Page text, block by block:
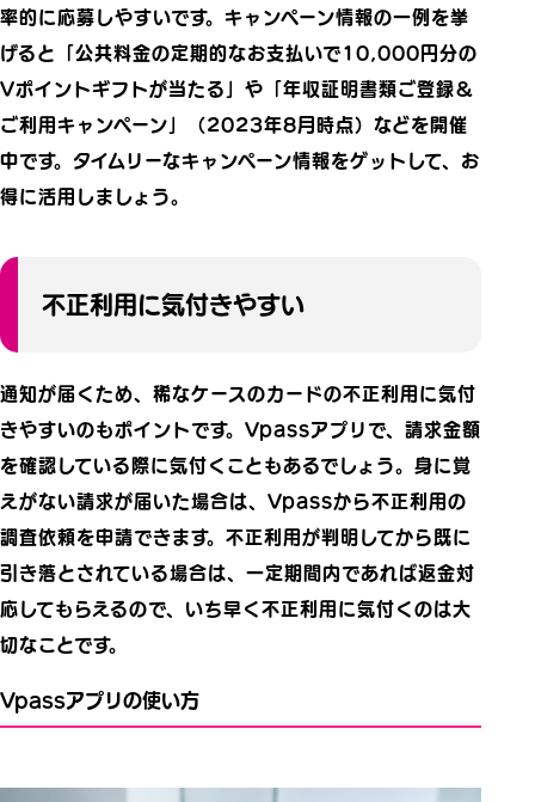
率的に応募しやすいです。キャンペーン情報の一例を挙
げると「公共料金の定期的なお支払いで10,000円分の
Vポイントギフトが当たる」や「年収証明書類ご登録＆
ご利用キャンペーン」（2023年8月時点）などを開催
中です。タイムリーなキャンペーン情報をゲットして、お
得に活用しましょう。
不正利用に気付きやすい
通知が届くため、稀なケースのカードの不正利用に気付
きやすいのもポイントです。Vpassアプリで、請求金額
を確認している際に気付くこともあるでしょう。身に覚
えがない請求が届いた場合は、Vpassから不正利用の
調査依頼を申請できます。不正利用が判明してから既に
引き落とされている場合は、一定期間内であれば返金対
応してもらえるので、いち早く不正利用に気付くのは大
切なことです。
Vpassアプリの使い方